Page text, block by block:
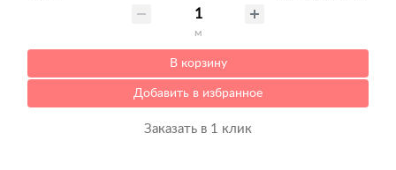
м
В корзину
Добавить в избранное
Заказать в 1 клик